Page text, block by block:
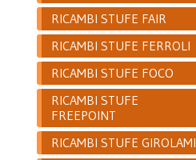
RICAMBI STUFE FAIR
RICAMBI STUFE FERROLI
RICAMBI STUFE FOCO
RICAMBI STUFE
FREEPOINT
RICAMBI STUFE GIROLAMI